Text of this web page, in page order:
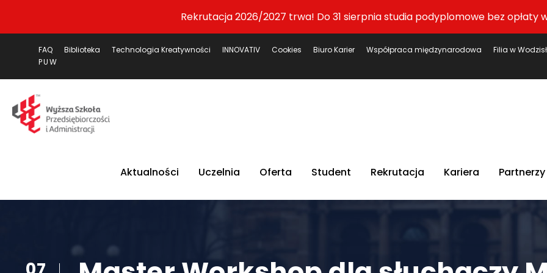
Rekrutacja 2026/2027 trwa! Do 31 sierpnia studia podyplomowe bez opłaty
FAQ Biblioteka Technologia Kreatywności INNOVATIV Cookies Biuro Karier Współpraca międzynarodowa Filia w
PUW
Aktualności Uczelnia Oferta Student Rekrutacja Kariera Partnerzy